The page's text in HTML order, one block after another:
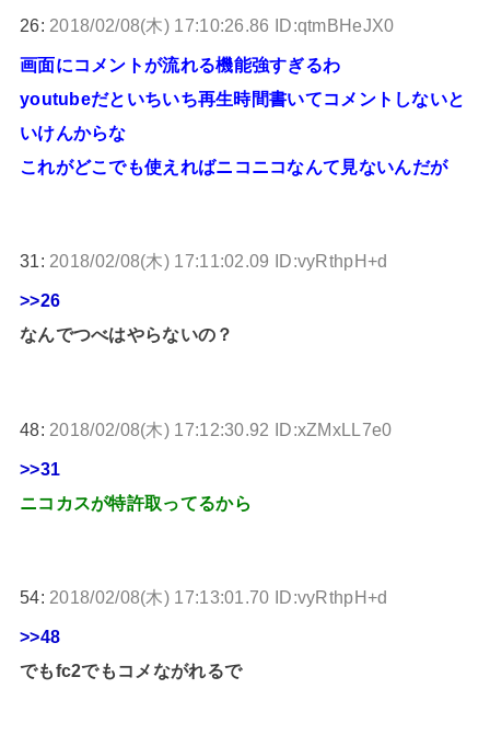
26: 2018/02/08(木) 17:10:26.86 ID:qtmBHeJX0
画面にコメントが流れる機能強すぎるわ
youtubeだといちいち再生時間書いてコメントしないと
いけんからな
これがどこでも使えればニコニコなんて見ないんだが
31: 2018/02/08(木) 17:11:02.09 ID:vyRthpH+d
>>26
なんでつべはやらないの？
48: 2018/02/08(木) 17:12:30.92 ID:xZMxLL7e0
>>31
ニコカスが特許取ってるから
54: 2018/02/08(木) 17:13:01.70 ID:vyRthpH+d
>>48
でもfc2でもコメながれるで